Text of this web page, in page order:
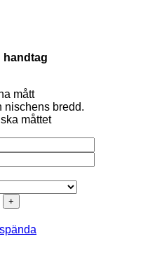
handtag
mått
nischens bredd.
måttet